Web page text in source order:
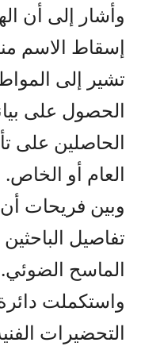
وأشار إلى أن
إسقاط الاسم
تشير إلى
الحصول على
الحاصلين على
العام أو الخاص.
وبين فريحات
تفاصيل
الماسح الضوئي.
واستكملت
التحضيرات